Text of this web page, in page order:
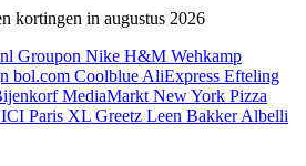
kortingen in augustus 2026
Groupon Nike H&M Wehkamp
bol.com Coolblue AliExpress Efteling
MediaMarkt New York Pizza
ICI Paris XL Greetz Leen BakkerAlbelli